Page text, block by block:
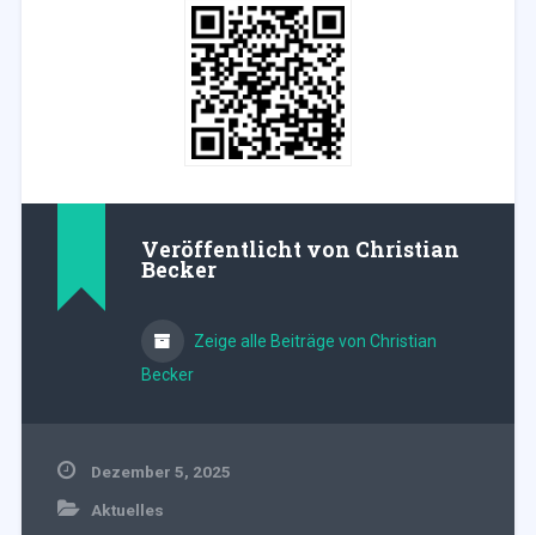
Veröffentlicht von Christian
Becker
Zeige alle Beiträge von Christian
Becker
Dezember 5, 2025
Aktuelles